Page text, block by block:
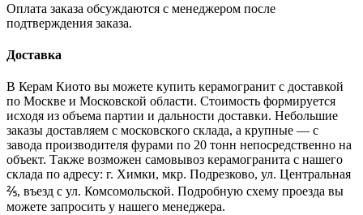
Оплата заказа обсуждаются с менеджером после
подтверждения заказа.
Доставка
В Керам Киото вы можете купить керамогранит с доставкой
по Москве и Московской области. Стоимость формируется
исходя из объема партии и дальности доставки. Небольшие
заказы доставляем с московского склада, а крупные — с
завода производителя фурами по 20 тонн непосредственно на
объект. Также возможен самовывоз керамогранита с нашего
склада по адресу: г. Химки, мкр. Подрезково, ул. Центральная
⅖, въезд с ул. Комсомольской. Подробную схему проезда вы
можете запросить у нашего менеджера.